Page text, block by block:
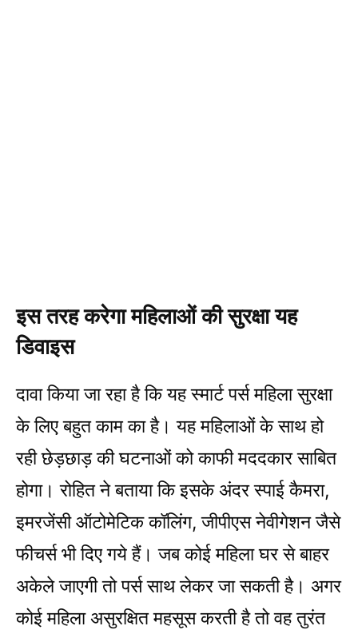
इस तरह करेगा महिलाओं की सुरक्षा यह
डिवाइस
दावा किया जा रहा है कि यह स्मार्ट पर्स महिला सुरक्षा
के लिए बहुत काम का है। यह महिलाओं के साथ हो
रही छेड़छाड़ की घटनाओं को काफी मददकार साबित
होगा। रोहित ने बताया कि इसके अंदर स्पाई कैमरा,
इमरजेंसी ऑटोमेटिक कॉलिंग, जीपीएस नेवीगेशन जैसे
फीचर्स भी दिए गये हैं। जब कोई महिला घर से बाहर
अकेले जाएगी तो पर्स साथ लेकर जा सकती है। अगर
कोई महिला असुरक्षित महसूस करती है तो वह तुरंत